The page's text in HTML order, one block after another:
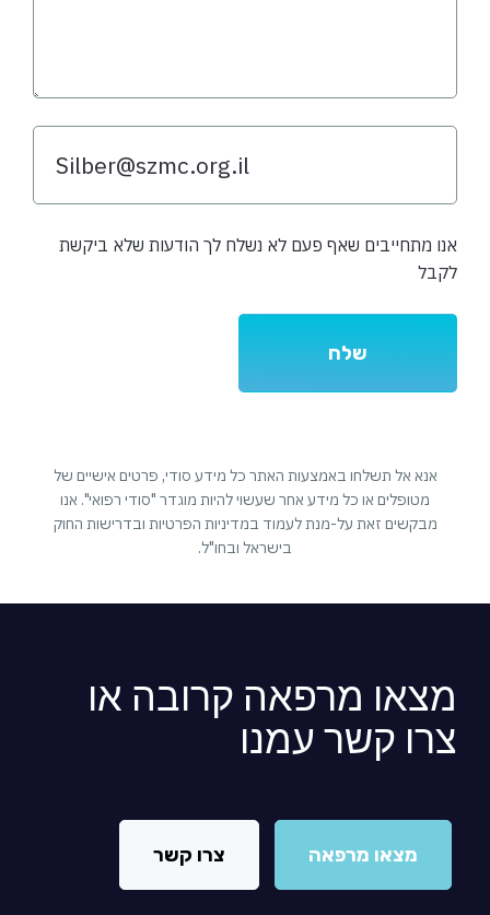
אנו מתחייבים שאף פעם לא נשלח לך הודעות שלא ביקשת
לקבל
אנא אל תשלחו באמצעות האתר כל מידע סודי, פרטים אישיים של
מטופלים או כל מידע אחר שעשוי להיות מוגדר "סודי רפואי". אנו
מבקשים זאת על-מנת לעמוד במדיניות הפרטיות ובדרישות החוק
בישראל ובחו"ל.
מצאו מרפאה קרובה או
צרו קשר עמנו
מצאו מרפאה צרו קשר